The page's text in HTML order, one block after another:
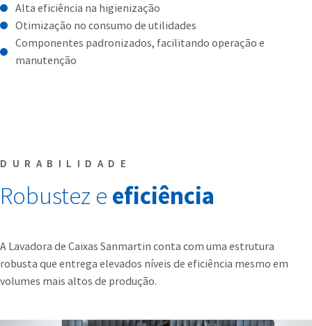
Alta eficiência na higienização
Otimização no consumo de utilidades
Componentes padronizados, facilitando operação e
manutenção
DURABILIDADE
Robustez e eficiência
A Lavadora de Caixas Sanmartin conta com uma estrutura
robusta que entrega elevados níveis de eficiência mesmo em
volumes mais altos de produção.